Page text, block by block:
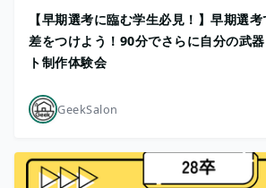
【早期選考に臨む学生必見！】早期選
差をつけよう！90分でさらに自分の武
ト制作体験会
GeekSalon